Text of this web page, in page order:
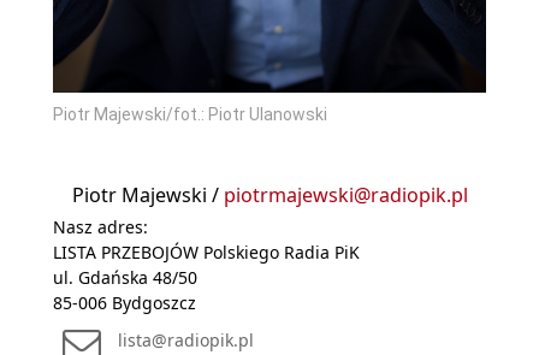
Piotr Majewski/fot.: Piotr Ulanowski
Piotr Majewski / piotrmajewski@radiopik.pl
Nasz adres:
LISTA PRZEBOJÓW Polskiego Radia PiK
ul. Gdańska 48/50
85-006 Bydgoszcz
lista@radiopik.pl